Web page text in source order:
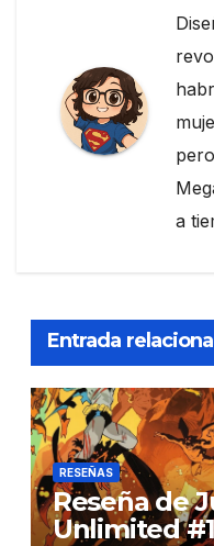
a
Entrada
RESEÑAS
Reseña de
Unlimited